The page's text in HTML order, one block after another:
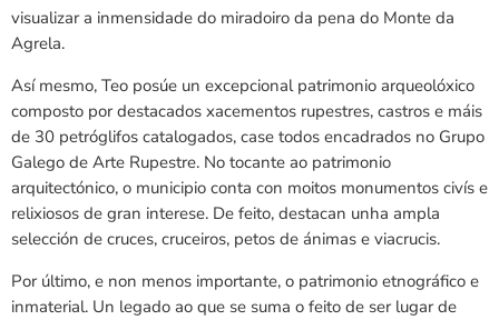
visualizar a inmensidade do miradoiro da pena do Monte da
Agrela.
Así mesmo, Teo posúe un excepcional patrimonio arqueolóxico
composto por destacados xacementos rupestres, castros e máis
de 30 petróglifos catalogados, case todos encadrados no Grupo
Galego de Arte Rupestre. No tocante ao patrimonio
arquitectónico, o municipio conta con moitos monumentos civís e
relixiosos de gran interese. De feito, destacan unha ampla
selección de cruces, cruceiros, petos de ánimas e viacrucis.
Por último, e non menos importante, o patrimonio etnográfico e
inmaterial. Un legado ao que se suma o feito de ser lugar de